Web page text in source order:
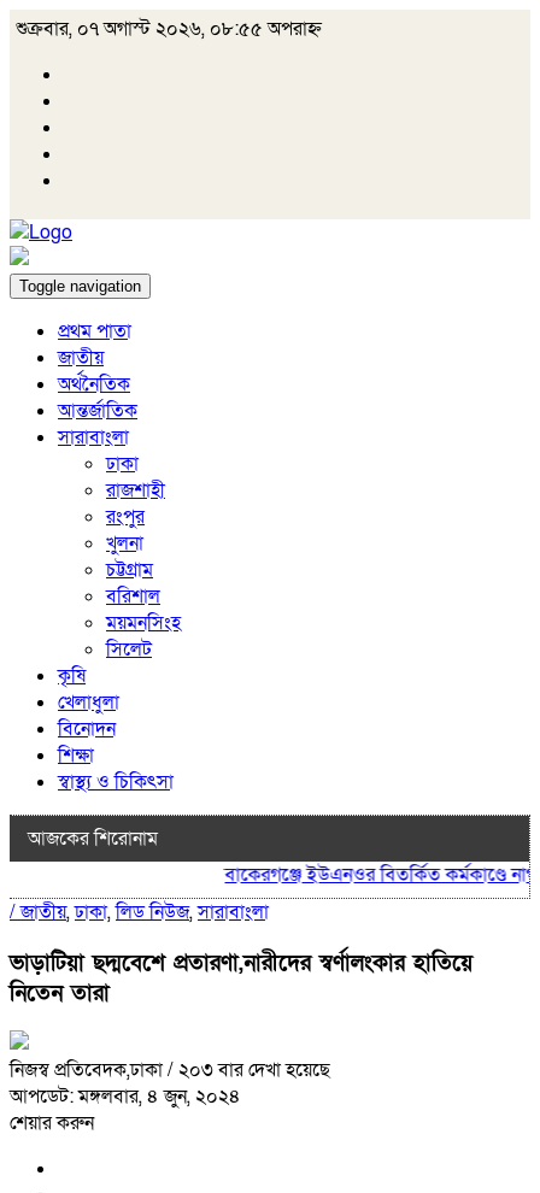
শুক্রবার, ০৭ অগাস্ট ২০২৬, ০৮:৫৫ অপরাহ্ন
Toggle navigation
প্রথম পাতা
জাতীয়
অর্থনৈতিক
আন্তর্জাতিক
সারাবাংলা
ঢাকা
রাজশাহী
রংপুর
খুলনা
চট্টগ্রাম
বরিশাল
ময়মনসিংহ
সিলেট
কৃষি
খেলাধুলা
বিনোদন
শিক্ষা
স্বাস্থ্য ও চিকিৎসা
আজকের শিরোনাম
বাকেরগঞ্জে ইউএনওর বিতর্কিত কর্মকাণ্ডে
/জাতীয়,ঢাকা,লিড নিউজ,সারাবাংলা
ভাড়াটিয়া ছদ্মবেশে প্রতারণা,নারীদের স্বর্ণালংকার হাতিয়ে
নিতেন তারা
নিজস্ব প্রতিবেদক,ঢাকা/ ২০৩ বার দেখা হয়েছে
আপডেট: মঙ্গলবার, ৪ জুন, ২০২৪
শেয়ার করুন